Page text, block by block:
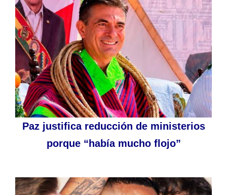
Paz justifica reducción de ministerios
porque “había mucho flojo”